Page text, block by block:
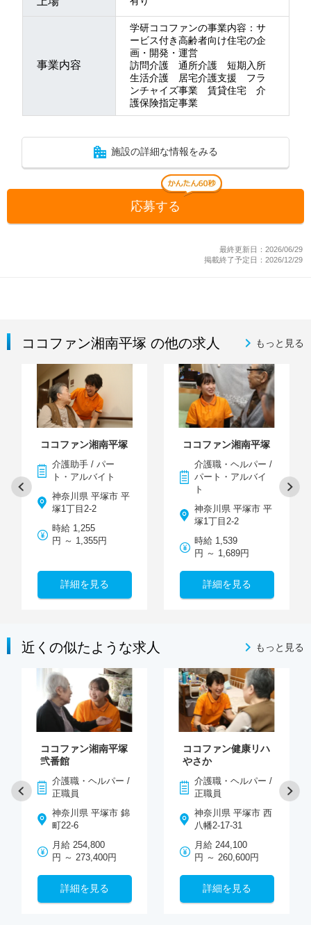
事業内容
学研ココファンの事業内容：サ
ービス付き高齢者向け住宅の企
画・開発・運営
訪問介護 通所介護 短期入所
生活介護 居宅介護支援 フラ
ンチャイズ事業 賃貸住宅 介
護保険指定事業
施設の詳細な情報をみる
応募する
最終更新日：2026/06/29
掲載終了予定日：2026/12/29
ココファン湘南平塚 の他の求人 もっと見る
ココファン湘南平塚
介護助手 / パー
ト・アルバイト
神奈川県 平塚市 平
塚1丁目2-2
時給 1,255
円 ～ 1,355円
詳細を見る
ココファン湘南平塚
介護職・ヘルパー /
パート・アルバイ
ト
神奈川県 平塚市 平
塚1丁目2-2
時給 1,539
円 ～ 1,689円
詳細を見る
近くの似たような求人 もっと見る
ココファン湘南平塚
弐番館
介護職・ヘルパー /
正職員
神奈川県 平塚市 錦
町22-6
月給 254,800
円 ～ 273,400円
詳細を見る
ココファン健康リハ
やさか
介護職・ヘルパー /
正職員
神奈川県 平塚市 西
八幡2-17-31
月給 244,100
円 ～ 260,600円
詳細を見る